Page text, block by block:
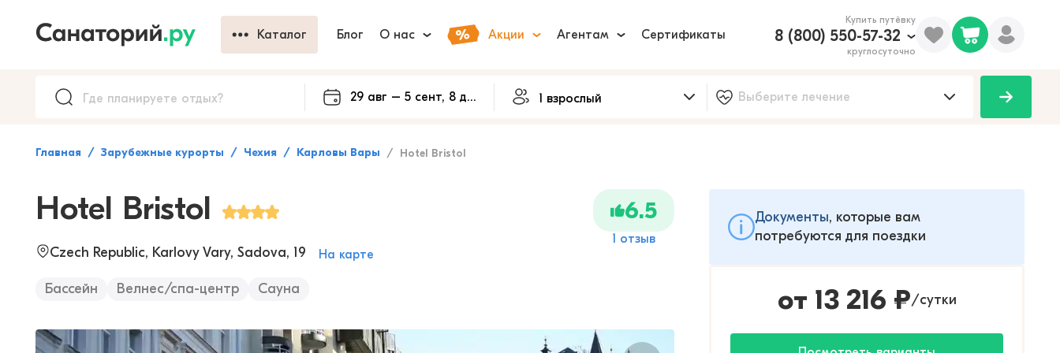
Каталог Блог О нас Акции Агентам Сертификаты
Купить путёвку
8 (800) 550-57-32
круглосуточно
Главная Зарубежные курорты Чехия Карловы Вары Hotel Bristol
Hotel Bristol
Czech Republic, Karlovy Vary, Sadova, 19 На карте
Бассейн Велнес/спа-центр Сауна
6.5
1 отзыв
Документы, которые вам
потребуются для поездки
от 13 216 ₽/сутки